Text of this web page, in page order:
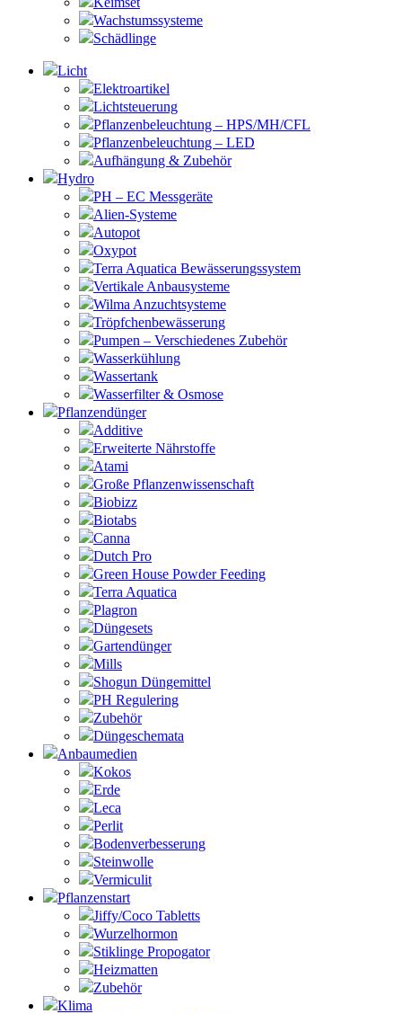
Wachstumssysteme
Schädlinge
Licht
Elektroartikel
Lichtsteuerung
Pflanzenbeleuchtung – HPS/MH/CFL
Pflanzenbeleuchtung – LED
Aufhängung & Zubehör
Hydro
PH – EC Messgeräte
Alien-Systeme
Autopot
Oxypot
Terra Aquatica Bewässerungssystem
Vertikale Anbausysteme
Wilma Anzuchtsysteme
Tröpfchenbewässerung
Pumpen – Verschiedenes Zubehör
Wasserkühlung
Wassertank
Wasserfilter & Osmose
Pflanzendünger
Additive
Erweiterte Nährstoffe
Atami
Große Pflanzenwissenschaft
Biobizz
Biotabs
Canna
Dutch Pro
Green House Powder Feeding
Terra Aquatica
Plagron
Düngesets
Gartendünger
Mills
Shogun Düngemittel
PH Regulering
Zubehör
Düngeschemata
Anbaumedien
Kokos
Erde
Leca
Perlit
Bodenverbesserung
Steinwolle
Vermiculit
Pflanzenstart
Jiffy/Coco Tabletts
Wurzelhormon
Stiklinge Propogator
Heizmatten
Zubehör
Klima